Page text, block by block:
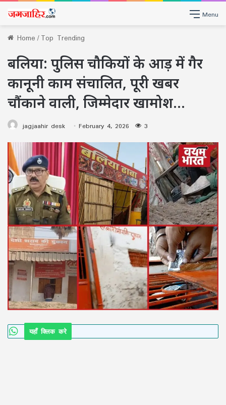
Menu
Home/Top Trending
बलिया: पुलिस चौकियों के आड़ में गैर
कानूनी काम संचालित, पूरी खबर
चौंकाने वाली, जिम्मेदार खामोश…
jagjaahir desk February 4, 2026 3
यहाँ क्लिक करे